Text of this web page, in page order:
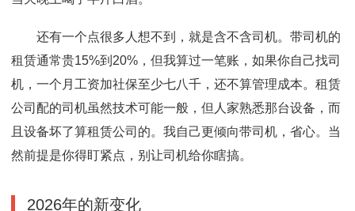
还有一个点很多人想不到，就是含不含司机。带司机的
租赁通常贵15%到20%，但我算过一笔账，如果你自己找司
机，一个月工资加社保至少七八千，还不算管理成本。租赁
公司配的司机虽然技术可能一般，但人家熟悉那台设备，而
且设备坏了算租赁公司的。我自己更倾向带司机，省心。当
然前提是你得盯紧点，别让司机给你瞎搞。
2026年的新变化